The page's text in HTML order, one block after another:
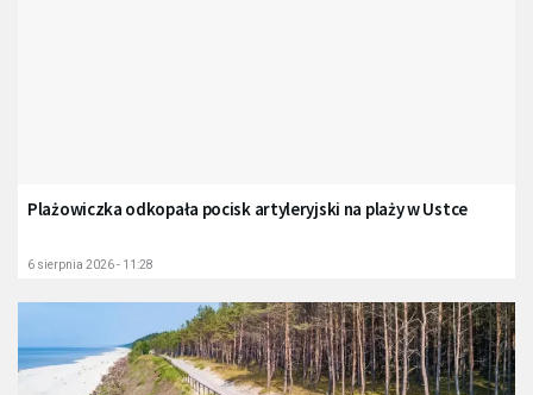
Plażowiczka odkopała pocisk artyleryjski na plaży w Ustce
6 sierpnia 2026 - 11:28